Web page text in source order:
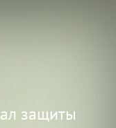
защиты